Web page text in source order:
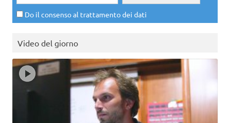
Do il consenso al trattamento dei dati
Video del giorno